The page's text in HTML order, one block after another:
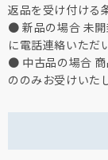
返品を受け付ける
● 新品の場合 未
に電話連絡いただ
● 中古品の場合
ののみお受けいた